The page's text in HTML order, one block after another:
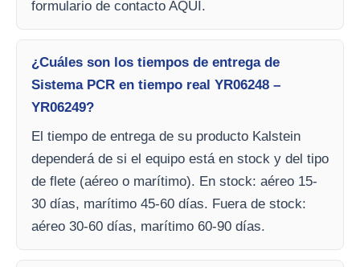
formulario de contacto AQUI.
¿Cuáles son los tiempos de entrega de
Sistema PCR en tiempo real YR06248 –
YR06249?
El tiempo de entrega de su producto Kalstein
dependerá de si el equipo está en stock y del tipo
de flete (aéreo o marítimo). En stock: aéreo 15-
30 días, marítimo 45-60 días. Fuera de stock:
aéreo 30-60 días, marítimo 60-90 días.